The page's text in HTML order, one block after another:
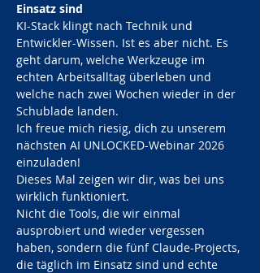
Einsatz sind
KI-Stack klingt nach Technik und
Entwickler-Wissen. Ist es aber nicht. Es
geht darum, welche Werkzeuge im
echten Arbeitsalltag überleben und
welche nach zwei Wochen wieder in der
Schublade landen.
Ich freue mich riesig, dich zu unserem
nächsten AI UNLOCKED-Webinar 2026
einzuladen!
Dieses Mal zeigen wir dir, was bei uns
wirklich funktioniert.
Nicht die Tools, die wir einmal
ausprobiert und wieder vergessen
haben, sondern die fünf Claude-Projects,
die täglich im Einsatz sind und echte